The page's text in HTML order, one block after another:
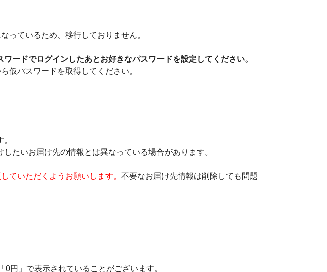
っているため、移行しておりません。
ワードでログインしたあとお好きなパスワードを設定してください。
仮パスワードを取得してください。
たいお届け先の情報とは異なっている場合があります。
ていただくようお願いします。 不要なお届け先情報は削除しても問題
円」で表示されていることがございます。